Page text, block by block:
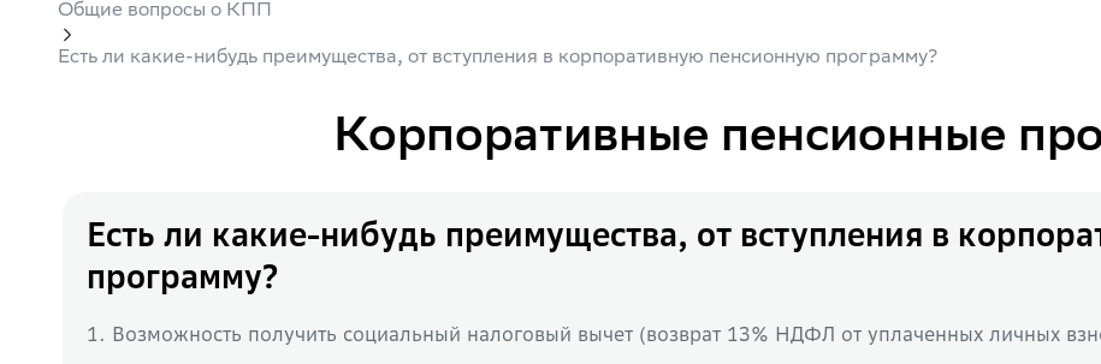
Общие вопросы о КПП
Есть ли какие-нибудь преимущества, от вступления в корпоративную пенсионную программу?
Корпоративные пенсионные
Есть ли какие-нибудь преимущества, от вступления в
программу?
1. Возможность получить социальный налоговый вычет (возврат 13% НДФЛ от уплаченных личных